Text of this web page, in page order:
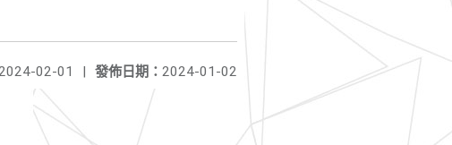
發佈日期： 2024-01-02
02-01 |